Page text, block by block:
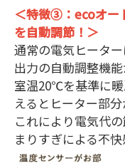
＜特徴③：ecoオー
を自動調節！＞
通常の電気ヒータ
出力の自動調整機
室温20℃を基準に
えるとヒーター部分
これにより電気代
まりすぎによる不